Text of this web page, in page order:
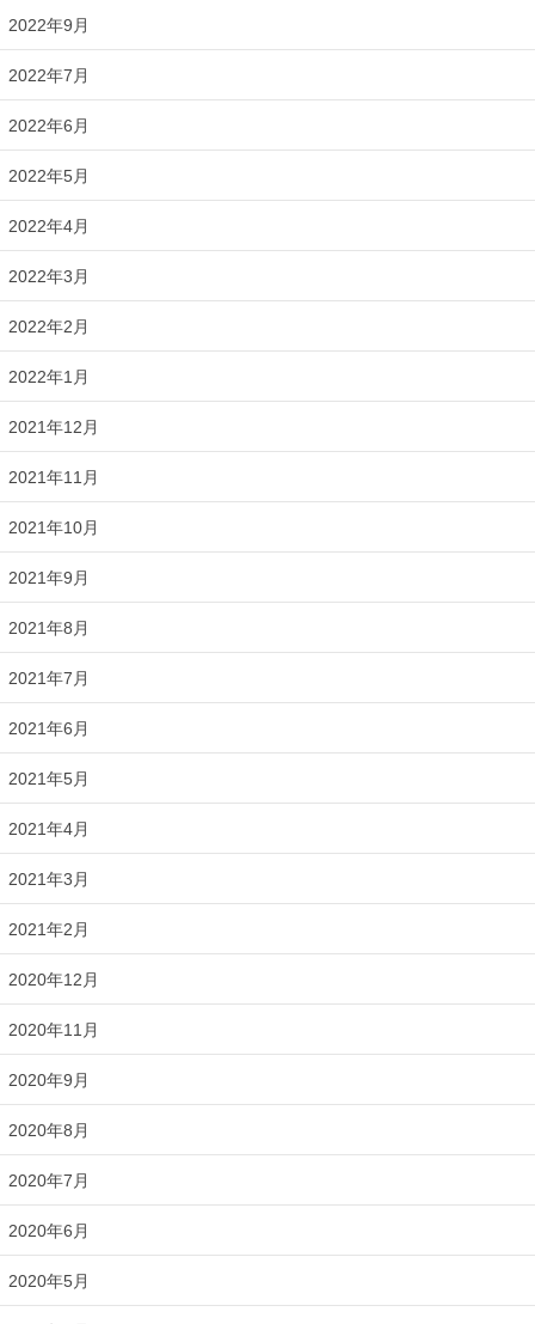
2022年9月
2022年7月
2022年6月
2022年5月
2022年4月
2022年3月
2022年2月
2022年1月
2021年12月
2021年11月
2021年10月
2021年9月
2021年8月
2021年7月
2021年6月
2021年5月
2021年4月
2021年3月
2021年2月
2020年12月
2020年11月
2020年9月
2020年8月
2020年7月
2020年6月
2020年5月